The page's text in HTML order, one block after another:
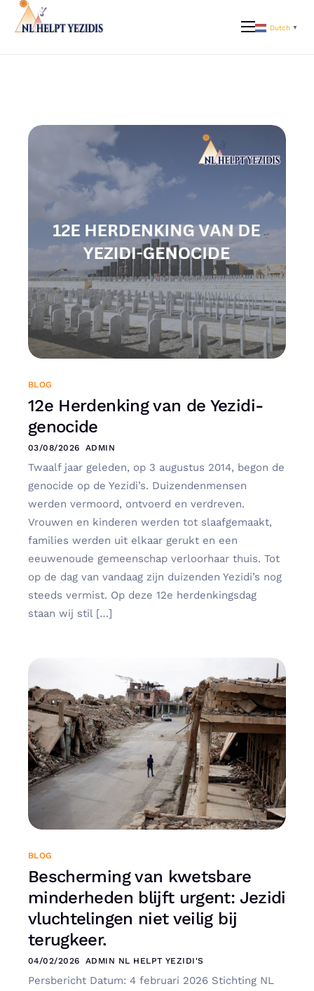
Actueel
Dutch ▼
BLOG
12e Herdenking van de Yezidi-
genocide
03/08/2026 ADMIN
Twaalf jaar geleden, op 3 augustus 2014, begon de
genocide op de Yezidi’s. Duizendenmensen
werden vermoord, ontvoerd en verdreven.
Vrouwen en kinderen werden tot slaafgemaakt,
families werden uit elkaar gerukt en een
eeuwenoude gemeenschap verloorhaar thuis. Tot
op de dag van vandaag zijn duizenden Yezidi’s nog
steeds vermist. Op deze 12e herdenkingsdag
staan wij stil […]
BLOG
Bescherming van kwetsbare
minderheden blijft urgent: Jezidi
vluchtelingen niet veilig bij
terugkeer.
04/02/2026 ADMIN NL HELPT YEZIDI'S
Persbericht Datum: 4 februari 2026 Stichting NL